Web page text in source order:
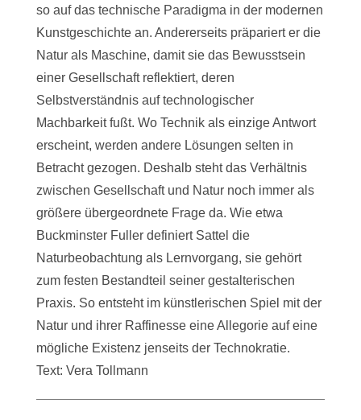
so auf das technische Paradigma in der modernen
Kunstgeschichte an. Andererseits präpariert er die
Natur als Maschine, damit sie das Bewusstsein
einer Gesellschaft reflektiert, deren
Selbstverständnis auf technologischer
Machbarkeit fußt. Wo Technik als einzige Antwort
erscheint, werden andere Lösungen selten in
Betracht gezogen. Deshalb steht das Verhältnis
zwischen Gesellschaft und Natur noch immer als
größere übergeordnete Frage da. Wie etwa
Buckminster Fuller definiert Sattel die
Naturbeobachtung als Lernvorgang, sie gehört
zum festen Bestandteil seiner gestalterischen
Praxis. So entsteht im künstlerischen Spiel mit der
Natur und ihrer Raffinesse eine Allegorie auf eine
mögliche Existenz jenseits der Technokratie.
Text: Vera Tollmann